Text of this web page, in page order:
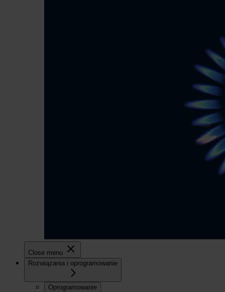
Close menu
Rozwiązania i oprogramowanie
Oprogramowanie